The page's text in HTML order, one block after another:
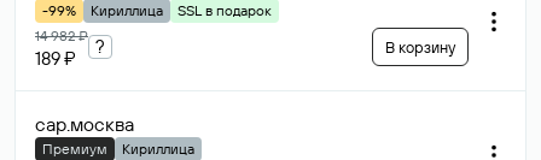
-99% Кириллица
SSL в подарок
14 982 ₽
189 ₽
? В корзину
сар.москва
Премиум Кириллица